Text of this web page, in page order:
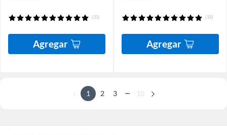
(31)
Agregar
(18)
Agregar
1 2 3 ... 10